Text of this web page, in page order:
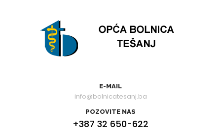
E-MAIL
info@bolnicatesanj.ba
POZOVITE NAS
+387 32 650-622